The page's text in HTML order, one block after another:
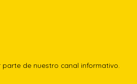
de nuestro canal informativo.